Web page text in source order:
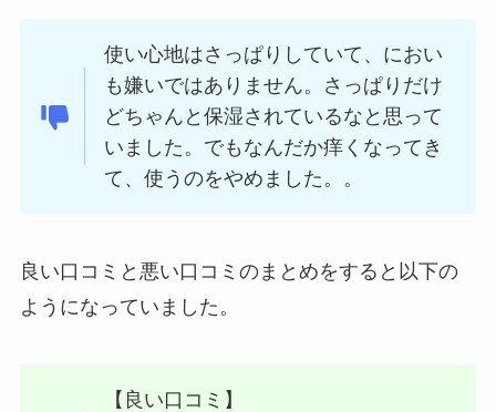
使い心地はさっぱりしていて、におい
も嫌いではありません。さっぱりだけ
どちゃんと保湿されているなと思って
いました。でもなんだか痒くなってき
て、使うのをやめました。。
良い口コミと悪い口コミのまとめをすると以下の
ようになっていました。
【良い口コミ】